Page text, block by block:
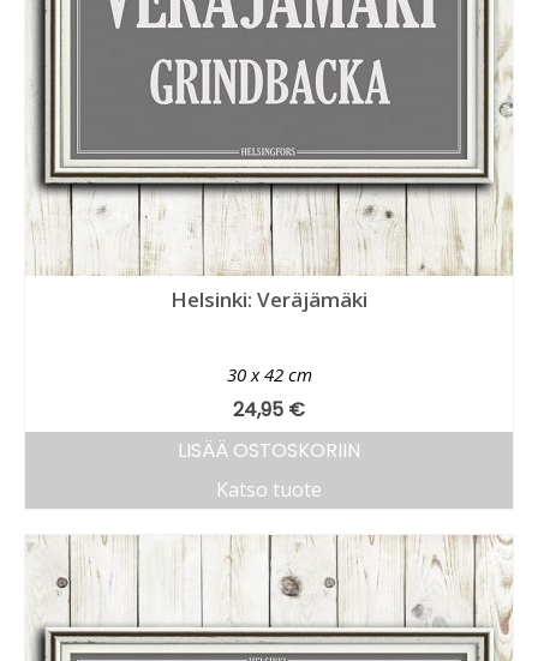
Helsinki: Veräjämäki
30 x 42 cm
24,95 €
LISÄÄ OSTOSKORIIN
Katso tuote